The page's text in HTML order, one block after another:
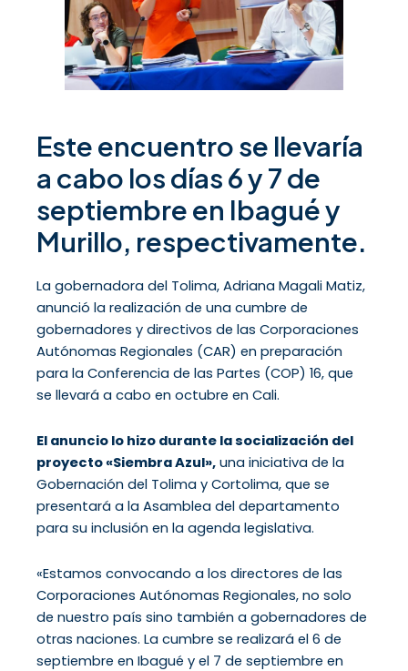
Este encuentro se llevaría
a cabo los días 6 y 7 de
septiembre en Ibagué y
Murillo, respectivamente.
La gobernadora del Tolima, Adriana Magali Matiz,
anunció la realización de una cumbre de
gobernadores y directivos de las Corporaciones
Autónomas Regionales (CAR) en preparación
para la Conferencia de las Partes (COP) 16, que
se llevará a cabo en octubre en Cali.
El anuncio lo hizo durante la socialización del
proyecto «Siembra Azul»,una iniciativa de la
Gobernación del Tolima y Cortolima, que se
presentará a la Asamblea del departamento
para su inclusión en la agenda legislativa.
«Estamos convocando a los directores de las
Corporaciones Autónomas Regionales, no solo
de nuestro país sino también a gobernadores de
otras naciones. La cumbre se realizará el 6 de
septiembre en Ibagué y el 7 de septiembre en